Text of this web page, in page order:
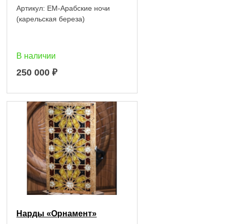
Артикул: EM-Арабские ночи
(карельская береза)
В наличии
250 000 ₽
Нарды «Орнамент»